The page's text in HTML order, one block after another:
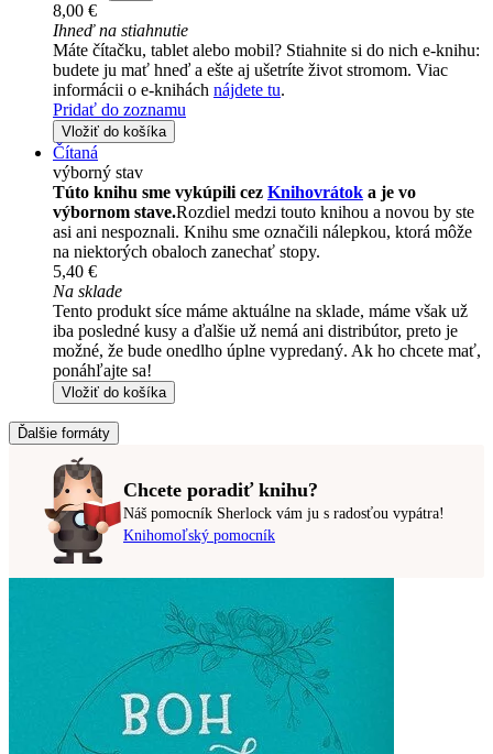
8,00 €
Ihneď na stiahnutie
Máte čítačku, tablet alebo mobil? Stiahnite si do nich e-knihu:
budete ju mať hneď a ešte aj ušetríte život stromom. Viac
informácii o e-knihách nájdete tu.
Pridať do zoznamu
Vložiť do košíka
Čítaná
výborný stav
Túto knihu sme vykúpili cez Knihovrátok a je vo
výbornom stave.Rozdiel medzi touto knihou a novou by ste
asi ani nespoznali. Knihu sme označili nálepkou, ktorá môže
na niektorých obaloch zanechať stopy.
5,40 €
Na sklade
Tento produkt síce máme aktuálne na sklade, máme však už
iba posledné kusy a ďalšie už nemá ani distribútor, preto je
možné, že bude onedlho úplne vypredaný. Ak ho chcete mať,
ponáhľajte sa!
Vložiť do košíka
Ďalšie formáty
Chcete poradiť knihu?
Náš pomocník Sherlock vám ju s radosťou vypátra!
Knihomoľský pomocník